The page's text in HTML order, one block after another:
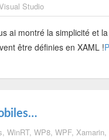
Studio
ai montré la simplicité et
être définies en XAML !
, WinRT, WP8, WPF, Xamarin,